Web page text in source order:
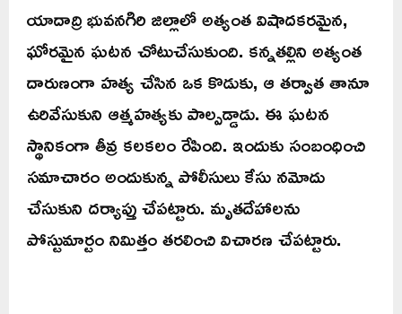
యాదాద్రి భువనగిరి జిల్లాలో అత్యంత విషాదకరమైన,
ఘోరమైన ఘటన చోటుచేసుకుంది. కన్నతల్లిని అత్యంత
దారుణంగా హత్య చేసిన ఒక కొడుకు, ఆ తర్వాత తానూ
ఉరివేసుకుని ఆత్మహత్యకు పాల్పడ్డాడు. ఈ ఘటన
స్థానికంగా తీవ్ర కలకలం రేపింది. ఇందుకు సంబంధించి
సమాచారం అందుకున్న పోలీసులు కేసు నమోదు
చేసుకుని దర్యాప్తు చేపట్టారు. మృతదేహాలను
పోస్టుమార్టం నిమిత్తం తరలించి విచారణ చేపట్టారు.